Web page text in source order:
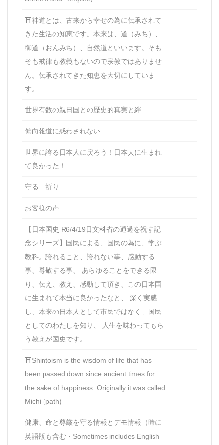
⛩神道とは、古来から幸せの為に伝承されて
きた生活の知恵です。本来は、道（みち）、
御道（おんみち）、自然道といいます。そも
そも戒律も教義もないので宗教ではありませ
ん。伝承されてきた知恵を大切にしていま
す。
世界有数の親日国との歴史的真実と絆
偏向報道に惑わされない
世界に誇る日本人に戻ろう！日本人に生まれ
て良かった！
守る 祈り
お客様の声
【日本国史 R6/4/19日文科省の通過を祝す記
念シリーズ】国民による、国民の為に、学ぶ
教科。誇れること、誇れない事、感動する
事、尊敬する事、 あらゆることをできる限
り、伝え、教え、感動して頂き、この日本国
に生まれて本当に良かったなと、 深く実感
し、本来の日本人として市民ではなく、国民
としてのわたしを知り、 人生を味わってもら
う教えが国史です。
⛩Shintoism is the wisdom of life that has
been passed down since ancient times for
the sake of happiness. Originally it was called
Michi (path)
健康、命と尊厳を守る情報とデモ情報（時に
英語版も含む・Sometimes includes English